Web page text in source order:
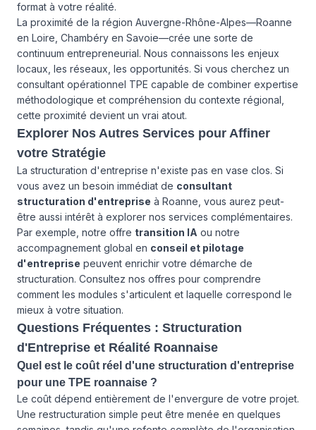
format à votre réalité.
La proximité de la région Auvergne-Rhône-Alpes—Roanne
en Loire, Chambéry en Savoie—crée une sorte de
continuum entrepreneurial. Nous connaissons les enjeux
locaux, les réseaux, les opportunités. Si vous cherchez un
consultant opérationnel TPE capable de combiner expertise
méthodologique et compréhension du contexte régional,
cette proximité devient un vrai atout.
Explorer Nos Autres Services pour Affiner
votre Stratégie
La structuration d'entreprise n'existe pas en vase clos. Si
vous avez un besoin immédiat de consultant
structuration d'entreprise à Roanne, vous aurez peut-
être aussi intérêt à explorer nos services complémentaires.
Par exemple, notre offre transition IA ou notre
accompagnement global en conseil et pilotage
d'entreprise peuvent enrichir votre démarche de
structuration. Consultez nos offres pour comprendre
comment les modules s'articulent et laquelle correspond le
mieux à votre situation.
Questions Fréquentes : Structuration
d'Entreprise et Réalité Roannaise
Quel est le coût réel d'une structuration d'entreprise
pour une TPE roannaise ?
Le coût dépend entièrement de l'envergure de votre projet.
Une restructuration simple peut être menée en quelques